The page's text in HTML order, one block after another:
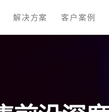
解决方案 客户案例